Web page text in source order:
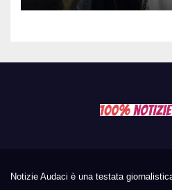
Notizie Audaci è una testata